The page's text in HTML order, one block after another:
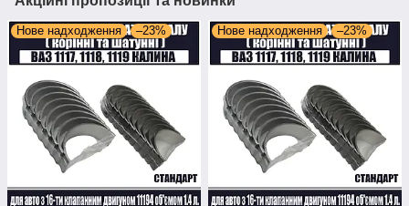
Нове надходження –23% Нове надходження –23%